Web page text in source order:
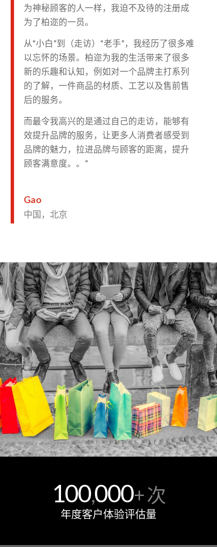
为神秘顾客的人一样，我迫不及待的注册成
为了柏迩的一员。
从“小白”到（走访）“老手”，我经历了很多难
以忘怀的场景。柏迩为我的生活带来了很多
新的乐趣和认知，例如对一个品牌主打系列
的了解，一件商品的材质、工艺以及售前售
后的服务。
而最令我高兴的是通过自己的走访，能够有
效提升品牌的服务，让更多人消费者感受到
品牌的魅力，拉进品牌与顾客的距离，提升
顾客满意度。。”
Gao
中国，北京
100,000+ 次
年度客户体验评估量